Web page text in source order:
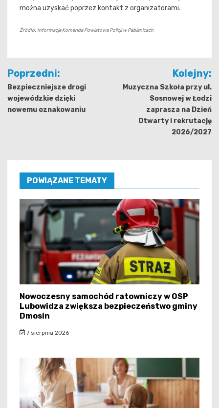
można uzyskać poprzez kontakt z organizatorami.
Źródło: Informacje Komenda Powiatowa Policji w Pabianicach
Nawigacja
wpisu
Poprzedni:
Bezpieczniejsze drogi
wojewódzkie dzięki
nowemu oznakowaniu
Kolejny:
Muzyczna Szkoła przy ul.
Sosnowej w Łodzi
zaprasza na Dzień
Otwarty i rekrutację
2026/2027
POWIĄZANE TEMATY
Nowoczesny samochód ratowniczy w OSP
Lubowidza zwiększa bezpieczeństwo gminy
Dmosin
7 sierpnia 2026